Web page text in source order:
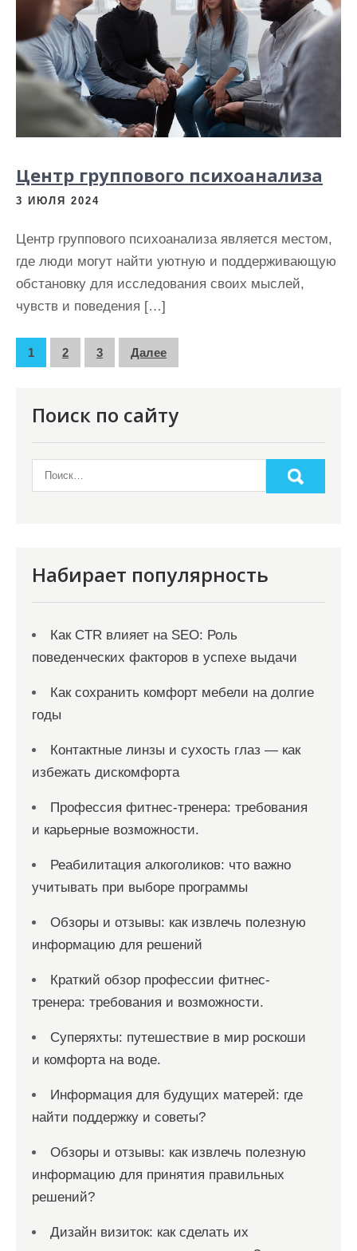
Центр группового психоанализа
3 ИЮЛЯ 2024
Центр группового психоанализа является местом,
где люди могут найти уютную и поддерживающую
обстановку для исследования своих мыслей,
чувств и поведения […]
П
1 2 3 Далее
Поиск по сайту
Набирает популярность
Как CTR влияет на SEO: Роль
поведенческих факторов в успехе выдачи
Как сохранить комфорт мебели на долгие
годы
Контактные линзы и сухость глаз — как
избежать дискомфорта
Профессия фитнес-тренера: требования
и карьерные возможности.
Реабилитация алкоголиков: что важно
учитывать при выборе программы
Обзоры и отзывы: как извлечь полезную
информацию для решений
Краткий обзор профессии фитнес-
тренера: требования и возможности.
Суперяхты: путешествие в мир роскоши
и комфорта на воде.
Информация для будущих матерей: где
найти поддержку и советы?
Обзоры и отзывы: как извлечь полезную
информацию для принятия правильных
решений?
Дизайн визиток: как сделать их